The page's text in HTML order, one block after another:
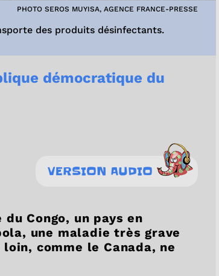
PHOTO SEROS MUYISA, AGENCE FRANCE-PRESSE
des produits désinfectants.
démocratique du
VERSION AUDIO
Congo, un pays en
une maladie très grave
comme le Canada, ne